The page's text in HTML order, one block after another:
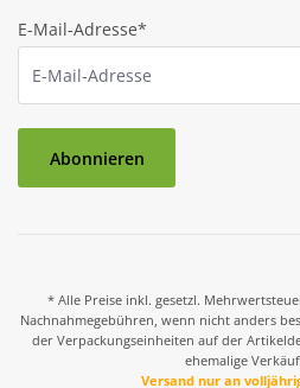
E-Mail-Adresse*
Abonnieren
* Alle Preise inkl. gesetzl.
Nachnahmegebühren, wenn nicht anders
der Verpackungseinheiten auf der
ehemalige
Versand nur an